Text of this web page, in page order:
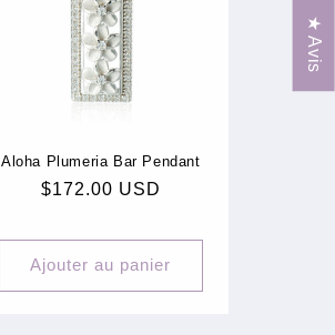
Aloha Plumeria Bar Pendant
Prix
$172.00 USD
Ajouter au panier
★ Avis